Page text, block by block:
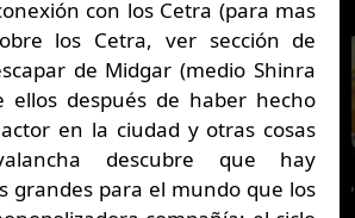
con los Cetra (para mas
los Cetra, ver sección de
de Midgar (medio Shinra
ellos después de haber hecho
en la ciudad y otras cosas
descubre que hay
grandes para el mundo que los